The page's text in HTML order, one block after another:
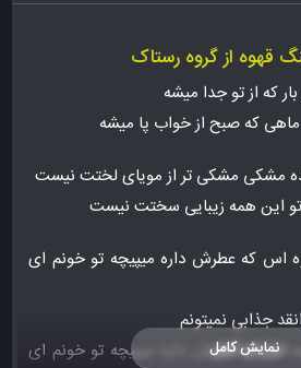
قهوه از گروه رستاک
که از تو جدا میشه
که صبح از خواب پا میشه
مشکی مشکی تر از مویای لختت نیست
تو این همه زیبایی سختت نیست
اس که عطرش داره میپیچه تو خونم ای
جذابی نمیتونم
اس که عطرش داره میپیچه تو خونم ای
نمایش کامل